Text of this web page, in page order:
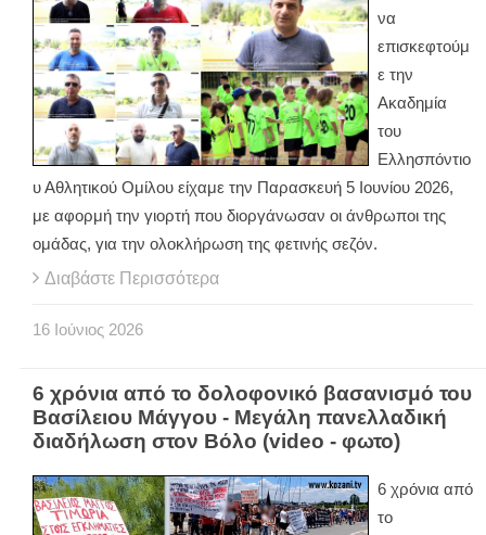
να
επισκεφτούμ
ε την
Ακαδημία
του
Ελλησπόντιο
υ Αθλητικού Ομίλου είχαμε την Παρασκευή 5 Ιουνίου 2026,
με αφορμή την γιορτή που διοργάνωσαν οι άνθρωποι της
ομάδας, για την ολοκλήρωση της φετινής σεζόν.
Διαβάστε Περισσότερα
16 Ιούνιος 2026
6 χρόνια από το δολοφονικό βασανισμό του
Βασίλειου Μάγγου - Μεγάλη πανελλαδική
διαδήλωση στον Βόλο (video - φωτο)
6 χρόνια από
το